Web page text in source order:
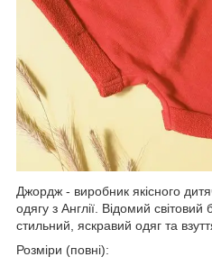
Джордж - виробник якісного
одягу з Англії. Відомий
стильний, яскравий одяг та
Розміри (повні):